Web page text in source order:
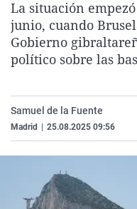
La situación
junio, cuando
Gobierno
político sobre las
Samuel de la Fuente
Madrid 25.08.2025 09:56